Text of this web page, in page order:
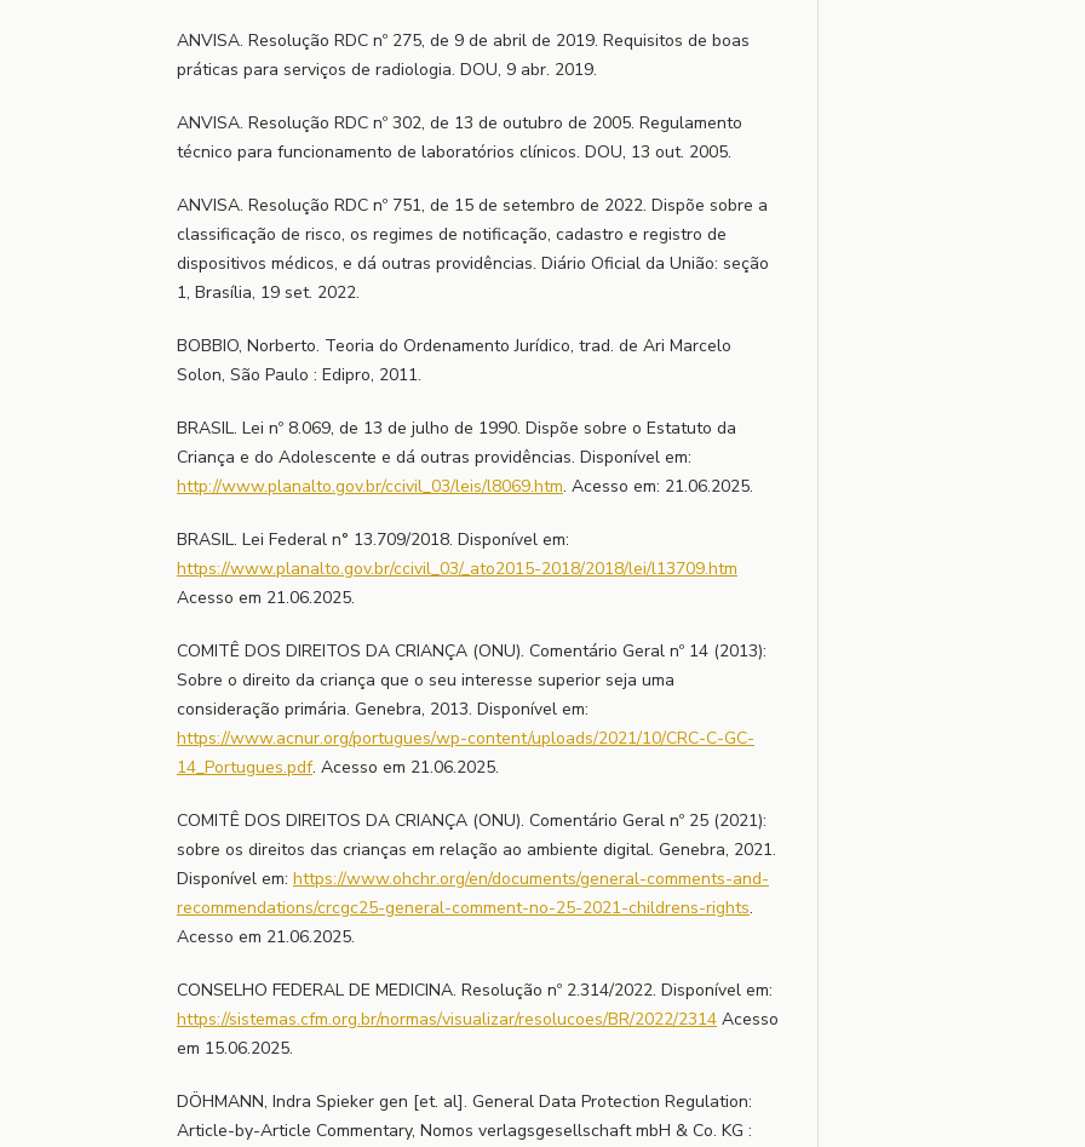
ANVISA. Resolução RDC nº 275, de 9 de abril de 2019. Requisitos de boas
práticas para serviços de radiologia. DOU, 9 abr. 2019.
ANVISA. Resolução RDC nº 302, de 13 de outubro de 2005. Regulamento
técnico para funcionamento de laboratórios clínicos. DOU, 13 out. 2005.
ANVISA. Resolução RDC nº 751, de 15 de setembro de 2022. Dispõe sobre a
classificação de risco, os regimes de notificação, cadastro e registro de
dispositivos médicos, e dá outras providências. Diário Oficial da União: seção
1, Brasília, 19 set. 2022.
BOBBIO, Norberto. Teoria do Ordenamento Jurídico, trad. de Ari Marcelo
Solon, São Paulo : Edipro, 2011.
BRASIL. Lei nº 8.069, de 13 de julho de 1990. Dispõe sobre o Estatuto da
Criança e do Adolescente e dá outras providências. Disponível em:
http://www.planalto.gov.br/ccivil_03/leis/l8069.htm. Acesso em: 21.06.2025.
BRASIL. Lei Federal n° 13.709/2018. Disponível em:
https://www.planalto.gov.br/ccivil_03/_ato2015-2018/2018/lei/l13709.htm
Acesso em 21.06.2025.
COMITÊ DOS DIREITOS DA CRIANÇA (ONU). Comentário Geral nº 14 (2013):
Sobre o direito da criança que o seu interesse superior seja uma
consideração primária. Genebra, 2013. Disponível em:
https://www.acnur.org/portugues/wp-content/uploads/2021/10/CRC-C-GC-
14_Portugues.pdf. Acesso em 21.06.2025.
COMITÊ DOS DIREITOS DA CRIANÇA (ONU). Comentário Geral nº 25 (2021):
sobre os direitos das crianças em relação ao ambiente digital. Genebra, 2021.
Disponível em: https://www.ohchr.org/en/documents/general-comments-and-
recommendations/crcgc25-general-comment-no-25-2021-childrens-rights.
Acesso em 21.06.2025.
CONSELHO FEDERAL DE MEDICINA. Resolução nº 2.314/2022. Disponível em:
https://sistemas.cfm.org.br/normas/visualizar/resolucoes/BR/2022/2314 Acesso
em 15.06.2025.
DÖHMANN, Indra Spieker gen [et. al]. General Data Protection Regulation:
Article-by-Article Commentary, Nomos verlagsgesellschaft mbH & Co. KG :